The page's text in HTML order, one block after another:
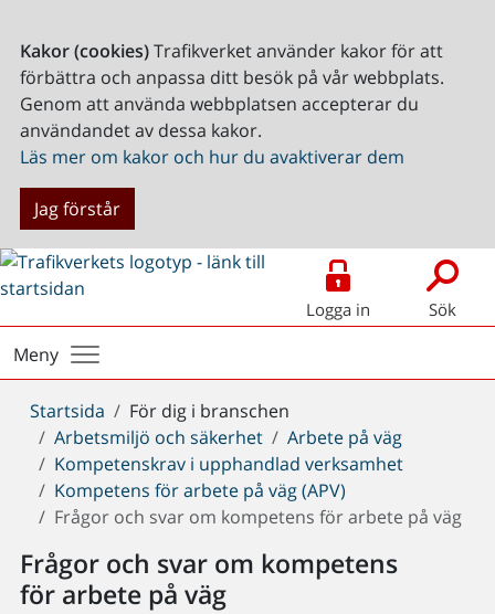
Kakor (cookies)Trafikverket använder kakor för att
förbättra och anpassa ditt besök på vår webbplats.
Genom att använda webbplatsen accepterar du
användandet av dessa kakor.
Läs mer om kakor och hur du avaktiverar dem
Jag förstår
Logga in Sök
Meny
Du
är
här:
Startsida
För dig i branschen
Arbetsmiljö och säkerhet
Arbete på väg
Kompetenskrav i upphandlad verksamhet
Kompetens för arbete på väg (APV)
Frågor och svar om kompetens för arbete på väg
Frågor och svar om kompetens
för arbete på väg